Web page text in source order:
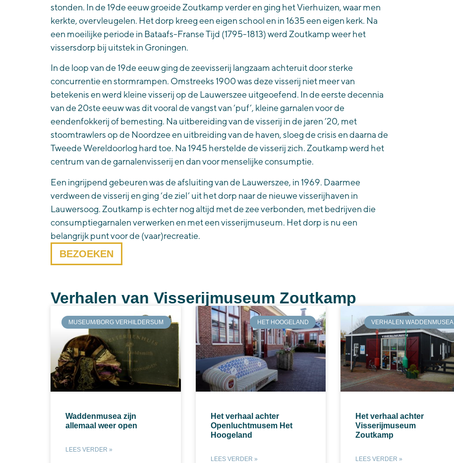
stonden. In de 19de eeuw groeide Zoutkamp verder en ging het Vierhuizen, waar men
kerkte, overvleugelen. Het dorp kreeg een eigen school en in 1635 een eigen kerk. Na
een moeilijke periode in Bataafs-Franse Tijd (1795-1813) werd Zoutkamp weer het
vissersdorp bij uitstek in Groningen.
In de loop van de 19de eeuw ging de zeevisserij langzaam achteruit door sterke
concurrentie en stormrampen. Omstreeks 1900 was deze visserij niet meer van
betekenis en werd kleine visserij op de Lauwerszee uitgeoefend. In de eerste decennia
van de 20ste eeuw was dit vooral de vangst van ‘puf’, kleine garnalen voor de
eendenfokkerij of bemesting. Na uitbereiding van de visserij in de jaren ’20, met
stoomtrawlers op de Noordzee en uitbreiding van de haven, sloeg de crisis en daarna de
Tweede Wereldoorlog hard toe. Na 1945 herstelde de visserij zich. Zoutkamp werd het
centrum van de garnalenvisserij en dan voor menselijke consumptie.
Een ingrijpend gebeuren was de afsluiting van de Lauwerszee, in 1969. Daarmee
verdween de visserij en ging ‘de ziel’ uit het dorp naar de nieuwe visserijhaven in
Lauwersoog. Zoutkamp is echter nog altijd met de zee verbonden, met bedrijven die
consumptiegarnalen verwerken en met een visserijmuseum. Het dorp is nu een
belangrijk punt voor de (vaar)recreatie.
BEZOEKEN
Verhalen van Visserijmuseum Zoutkamp
MUSEUM/BORG VERHILDERSUM
Waddenmusea zijn
allemaal weer open
LEES VERDER »
HET HOOGELAND
Het verhaal achter
Openluchtmusem Het
Hoogeland
LEES VERDER »
VERHALEN WADDENMUSEA
Het verhaal achter
Visserijmuseum
Zoutkamp
LEES VERDER »